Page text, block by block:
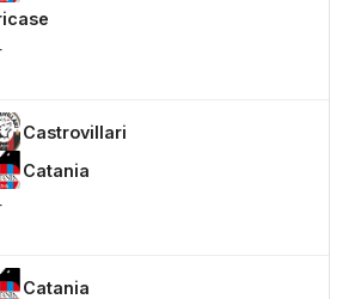
Castrovillari
Catania
Catania